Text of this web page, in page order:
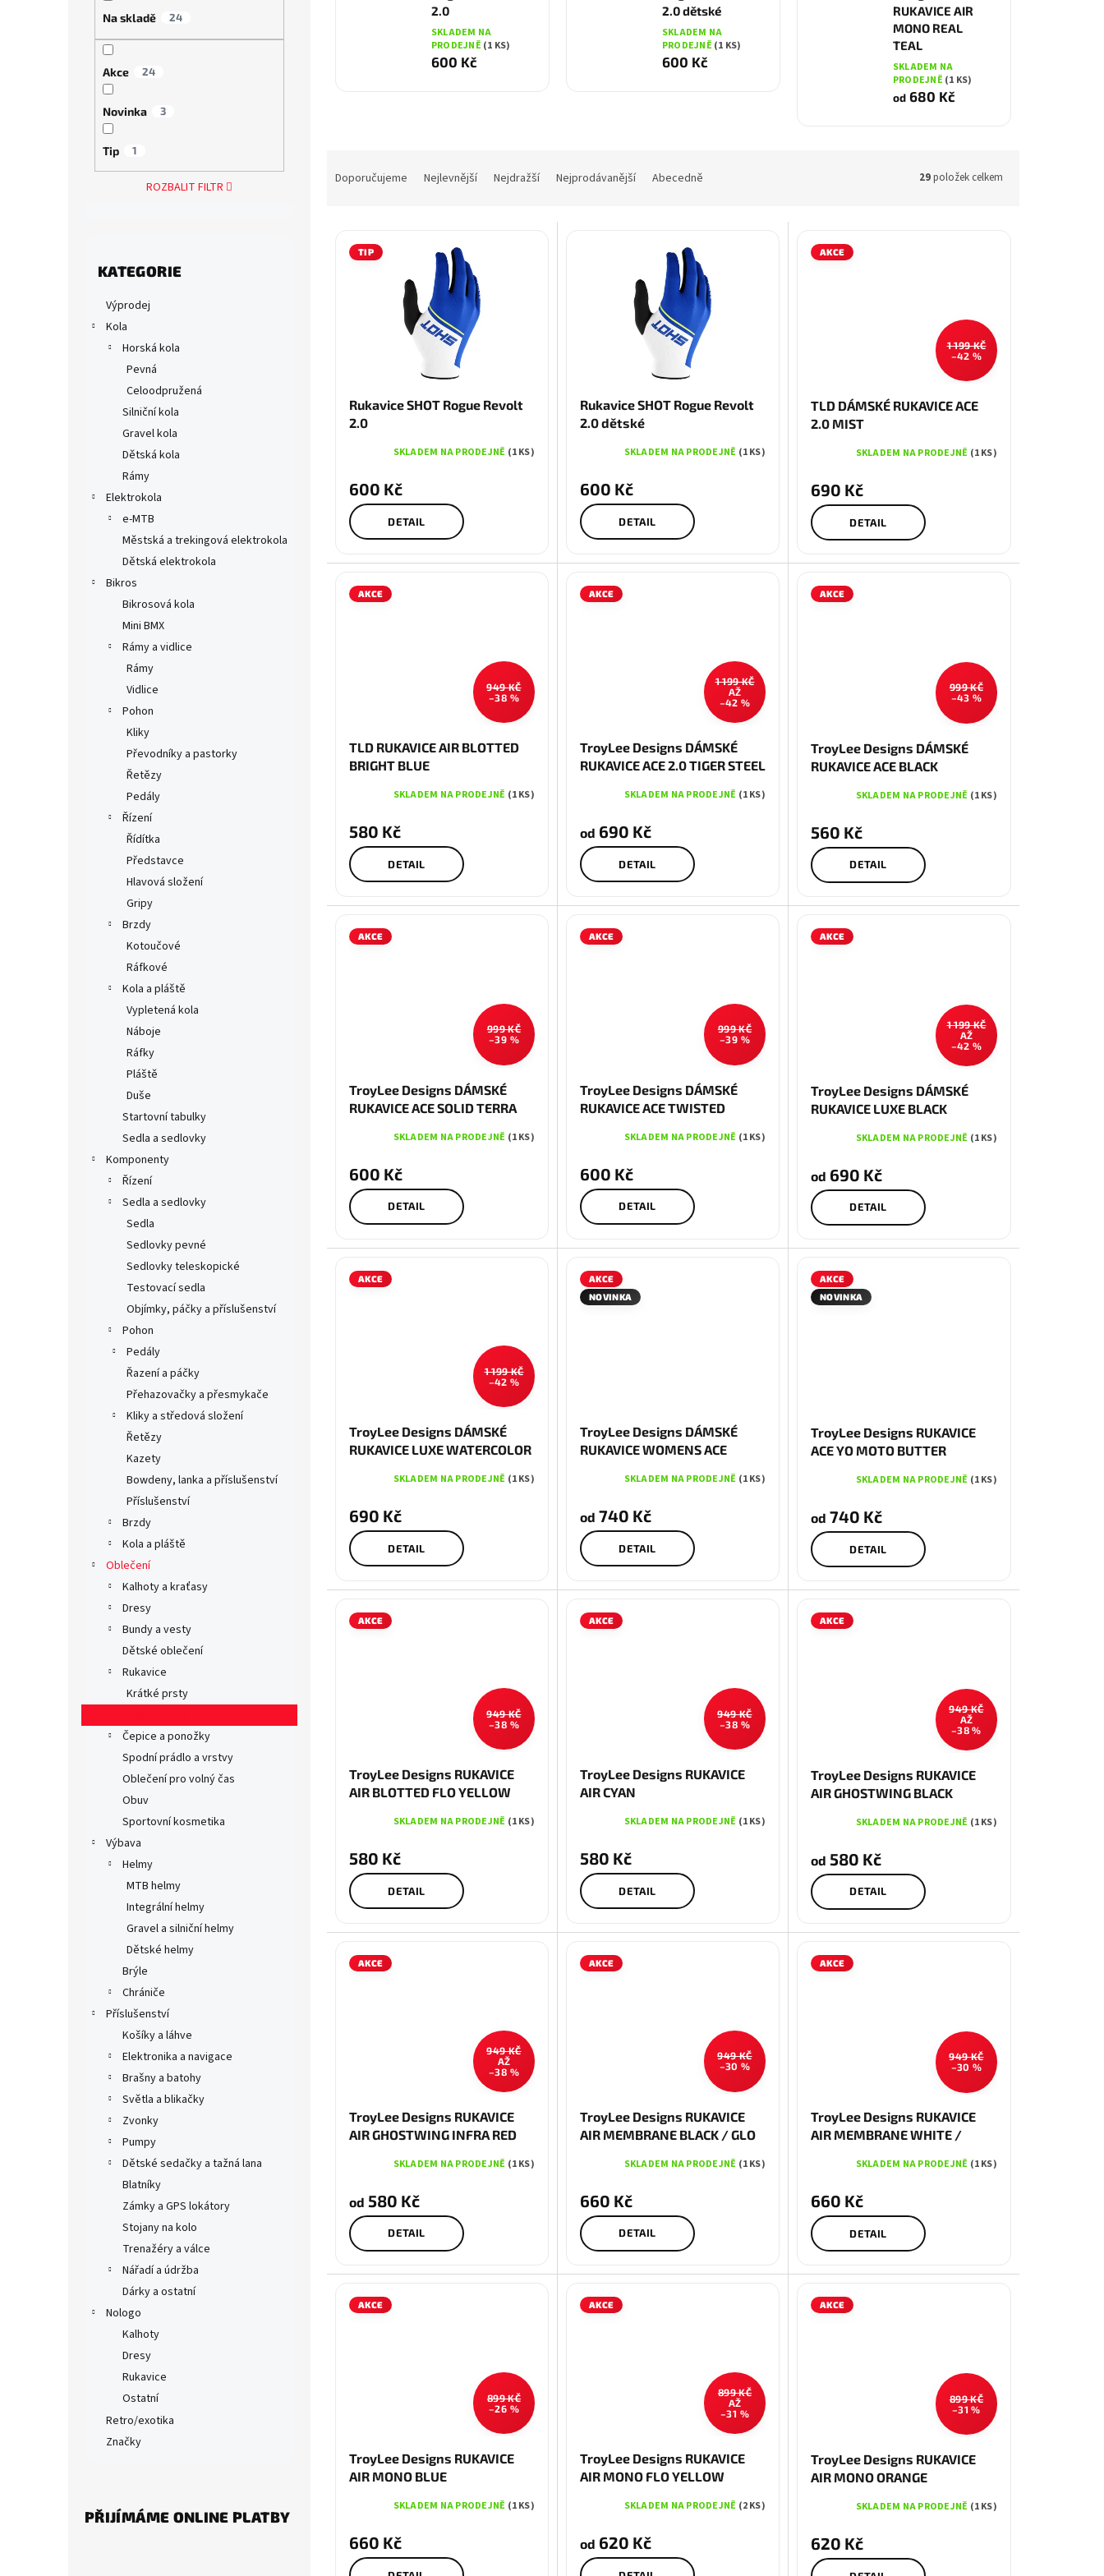
Na skladě 24
Akce 24
Novinka 3
Tip 1
ROZBALIT FILTR
kategorie
KATEGORIE
Výprodej
Kola
Horská kola
Pevná
Celoodpružená
Silniční kola
Gravel kola
Dětská kola
Rámy
Elektrokola
e-MTB
Městská a trekingová elektrokola
Dětská elektrokola
Bikros
Bikrosová kola
Mini BMX
Rámy a vidlice
Rámy
Vidlice
Pohon
Kliky
Převodníky a pastorky
Řetězy
Pedály
Řízení
Řídítka
Představce
Hlavová složení
Gripy
Brzdy
Kotoučové
Ráfkové
Kola a pláště
Vypletená kola
Náboje
Ráfky
Pláště
Duše
Startovní tabulky
Sedla a sedlovky
Komponenty
Řízení
Sedla a sedlovky
Sedla
Sedlovky pevné
Sedlovky teleskopické
Testovací sedla
Objímky, páčky a příslušenství
Pohon
Pedály
Řazení a páčky
Přehazovačky a přesmykače
Kliky a středová složení
Řetězy
Kazety
Bowdeny, lanka a příslušenství
Příslušenství
Brzdy
Kola a pláště
Oblečení
Kalhoty a kraťasy
Dresy
Bundy a vesty
Dětské oblečení
Rukavice
Krátké prsty
Čepice a ponožky
Spodní prádlo a vrstvy
Oblečení pro volný čas
Obuv
Sportovní kosmetika
Výbava
Helmy
MTB helmy
Integrální helmy
Gravel a silniční helmy
Dětské helmy
Brýle
Chrániče
Příslušenství
Košíky a láhve
Elektronika a navigace
Brašny a batohy
Světla a blikačky
Zvonky
Pumpy
Dětské sedačky a tažná lana
Blatníky
Zámky a GPS lokátory
Stojany na kolo
Trenažéry a válce
Nářadí a údržba
Dárky a ostatní
Nologo
Kalhoty
Dresy
Rukavice
Ostatní
Retro/exotika
Značky
PŘIJÍMÁME ONLINE PLATBY
2.0
SKLADEM NA
PRODEJNĚ (1 KS)
600 Kč
2.0 dětské
SKLADEM NA
PRODEJNĚ (1 KS)
600 Kč
RUKAVICE AIR
MONO REAL
TEAL
SKLADEM NA
PRODEJNĚ (1 KS)
od680 Kč
Doporučujeme Nejlevnější Nejdražší Nejprodávanější Abecedně 29položek celkem
TIP
Rukavice SHOT Rogue Revolt
2.0
SKLADEM NA PRODEJNĚ (1 KS)
600 Kč
DETAIL
Modrá
Rukavice SHOT Rogue Revolt
2.0 dětské
SKLADEM NA PRODEJNĚ (1 KS)
600 Kč
DETAIL
Modrá
AKCE
1 199 KČ
–42 %
TLD DÁMSKÉ RUKAVICE ACE
2.0 MIST
SKLADEM NA PRODEJNĚ (1 KS)
690 Kč
DETAIL
AKCE
949 KČ
–38 %
TLD RUKAVICE AIR BLOTTED
BRIGHT BLUE
SKLADEM NA PRODEJNĚ (1 KS)
580 Kč
DETAIL
AKCE
1 199 KČ
AŽ
–42 %
TroyLee Designs DÁMSKÉ
RUKAVICE ACE 2.0 TIGER STEEL
SKLADEM NA PRODEJNĚ (1 KS)
od 690 Kč
DETAIL
L
AKCE
999 KČ
–43 %
TroyLee Designs DÁMSKÉ
RUKAVICE ACE BLACK
SKLADEM NA PRODEJNĚ (1 KS)
560 Kč
DETAIL
AKCE
999 KČ
–39 %
TroyLee Designs DÁMSKÉ
RUKAVICE ACE SOLID TERRA
SKLADEM NA PRODEJNĚ (1 KS)
600 Kč
DETAIL
AKCE
999 KČ
–39 %
TroyLee Designs DÁMSKÉ
RUKAVICE ACE TWISTED
SKLADEM NA PRODEJNĚ (1 KS)
600 Kč
DETAIL
AKCE
1 199 KČ
AŽ
–42 %
TroyLee Designs DÁMSKÉ
RUKAVICE LUXE BLACK
SKLADEM NA PRODEJNĚ (1 KS)
od 690 Kč
DETAIL
AKCE
1 199 KČ
–42 %
TroyLee Designs DÁMSKÉ
RUKAVICE LUXE WATERCOLOR
SKLADEM NA PRODEJNĚ (1 KS)
690 Kč
DETAIL
XL
AKCE
NOVINKA
TroyLee Designs DÁMSKÉ
RUKAVICE WOMENS ACE
SKLADEM NA PRODEJNĚ (1 KS)
od 740 Kč
DETAIL
AKCE
NOVINKA
TroyLee Designs RUKAVICE
ACE YO MOTO BUTTER
SKLADEM NA PRODEJNĚ (1 KS)
od 740 Kč
DETAIL
AKCE
949 KČ
–38 %
TroyLee Designs RUKAVICE
AIR BLOTTED FLO YELLOW
SKLADEM NA PRODEJNĚ (1 KS)
580 Kč
DETAIL
AKCE
949 KČ
–38 %
TroyLee Designs RUKAVICE
AIR CYAN
SKLADEM NA PRODEJNĚ (1 KS)
580 Kč
DETAIL
AKCE
949 KČ
AŽ
–38 %
TroyLee Designs RUKAVICE
AIR GHOSTWING BLACK
SKLADEM NA PRODEJNĚ (1 KS)
od 580 Kč
DETAIL
AKCE
949 KČ
AŽ
–38 %
TroyLee Designs RUKAVICE
AIR GHOSTWING INFRA RED
SKLADEM NA PRODEJNĚ (1 KS)
od 580 Kč
DETAIL
AKCE
949 KČ
–30 %
TroyLee Designs RUKAVICE
AIR MEMBRANE BLACK / GLO
SKLADEM NA PRODEJNĚ (1 KS)
660 Kč
DETAIL
AKCE
949 KČ
–30 %
TroyLee Designs RUKAVICE
AIR MEMBRANE WHITE /
SKLADEM NA PRODEJNĚ (1 KS)
660 Kč
DETAIL
AKCE
899 KČ
–26 %
TroyLee Designs RUKAVICE
AIR MONO BLUE
SKLADEM NA PRODEJNĚ (1 KS)
660 Kč
AKCE
899 KČ
AŽ
–31 %
TroyLee Designs RUKAVICE
AIR MONO FLO YELLOW
SKLADEM NA PRODEJNĚ (2 KS)
od 620 Kč
AKCE
899 KČ
–31 %
TroyLee Designs RUKAVICE
AIR MONO ORANGE
SKLADEM NA PRODEJNĚ (1 KS)
620 Kč
L